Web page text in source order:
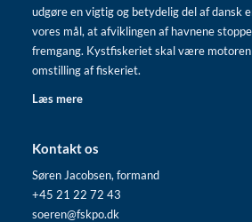
udgøre en vigtig og betydelig del af dansk
vores mål, at afviklingen af havnene
fremgang. Kystfiskeriet skal være motoren
omstilling af fiskeriet.
Læs mere
Kontakt os
Søren Jacobsen, formand
+45 21 22 72 43
soeren@fskpo.dk